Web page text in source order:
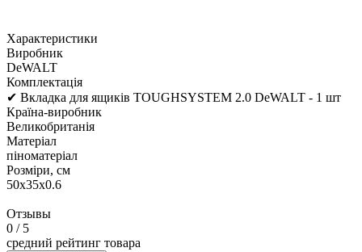
Характеристики
Виробник
DeWALT
Комплектація
✔ Вкладка для ящиків TOUGHSYSTEM 2.0 DeWALT - 1 шт
Країна-виробник
Великобританія
Матеріал
піноматеріал
Розміри, см
50х35х0.6
Отзывы
0 / 5
средний рейтинг товара